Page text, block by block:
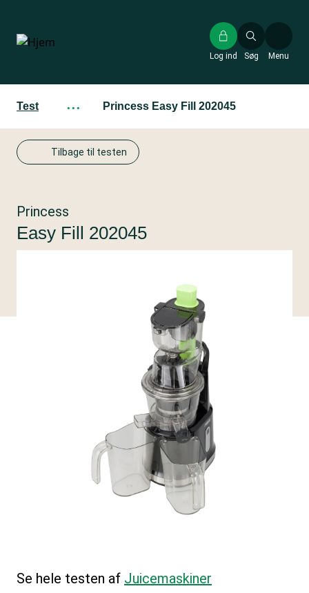
hovedindhold
Søg
Log ind Menu
Test ··· Princess Easy Fill 202045
Tilbage til testen
Princess
Easy Fill 202045
Se hele testen af Juicemaskiner